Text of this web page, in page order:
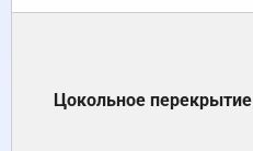
Цокольное перекрытие